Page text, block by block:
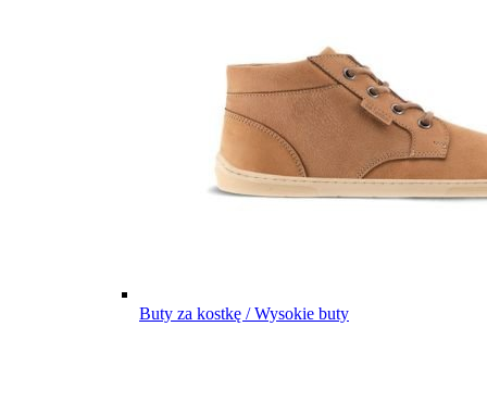
Buty za kostkę / Wysokie buty